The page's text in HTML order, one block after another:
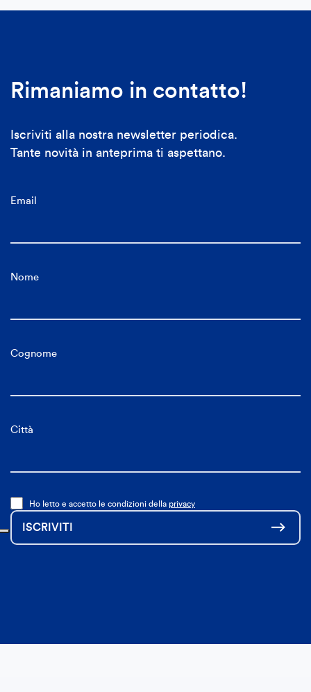
Rimaniamo in contatto!
Iscriviti alla nostra newsletter periodica.
Tante novità in anteprima ti aspettano.
Email
Nome
Cognome
Città
Ho letto e accetto le condizioni della privacy
ISCRIVITI